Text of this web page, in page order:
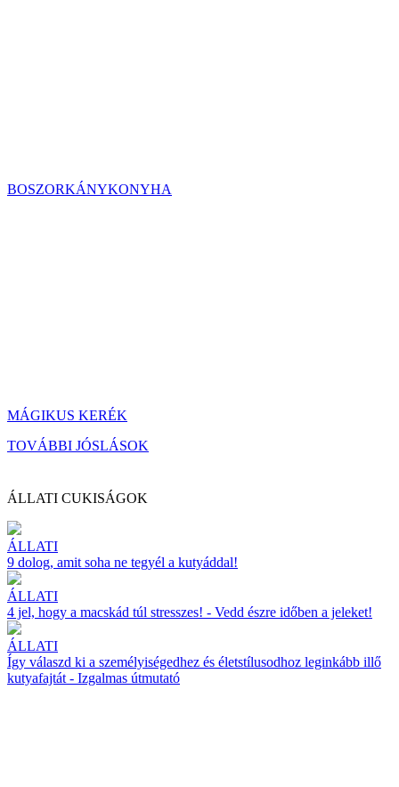
BOSZORKÁNYKONYHA
MÁGIKUS KERÉK
TOVÁBBI JÓSLÁSOK
ÁLLATI CUKISÁGOK
ÁLLATI
9 dolog, amit soha ne tegyél a kutyáddal!
ÁLLATI
4 jel, hogy a macskád túl stresszes! - Vedd észre időben a jeleket!
ÁLLATI
Így válaszd ki a személyiségedhez és életstílusodhoz leginkább illő
kutyafajtát - Izgalmas útmutató